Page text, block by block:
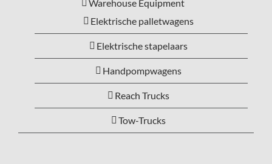
Warehouse Equipment
Elektrische palletwagens
Elektrische stapelaars
Handpompwagens
Reach Trucks
Tow-Trucks